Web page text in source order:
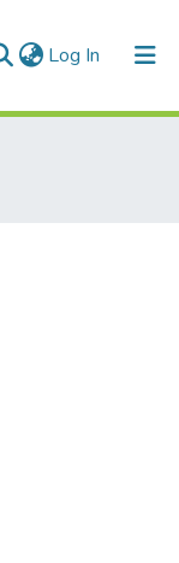
Log In (current)